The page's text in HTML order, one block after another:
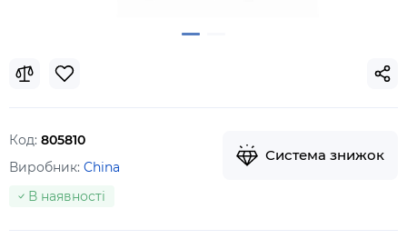
Код: 805810
Виробник: China
В наявності
Система знижок